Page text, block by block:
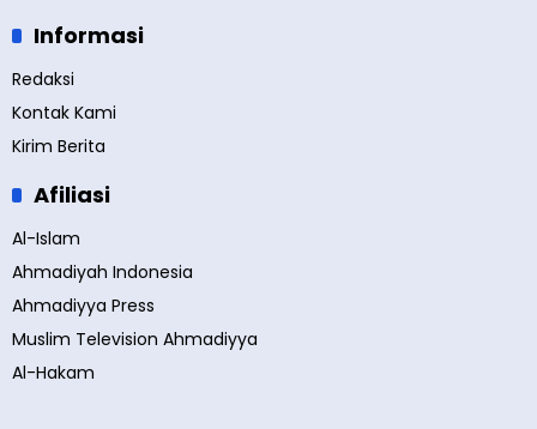
Informasi
Redaksi
Kontak Kami
Kirim Berita
Afiliasi
Al-Islam
Ahmadiyah Indonesia
Ahmadiyya Press
Muslim Television Ahmadiyya
Al-Hakam